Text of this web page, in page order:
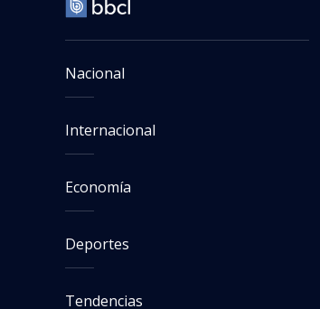
Nacional
Internacional
Economía
Deportes
Tendencias